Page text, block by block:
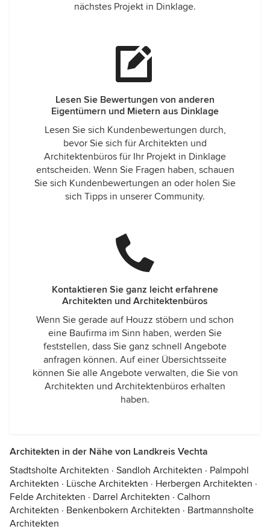
nächstes Projekt in Dinklage.
Lesen Sie Bewertungen von anderen
Eigentümern und Mietern aus Dinklage
Lesen Sie sich Kundenbewertungen durch,
bevor Sie sich für Architekten und
Architektenbüros für Ihr Projekt in Dinklage
entscheiden. Wenn Sie Fragen haben, schauen
Sie sich Kundenbewertungen an oder holen Sie
sich Tipps in unserer Community.
Kontaktieren Sie ganz leicht erfahrene
Architekten und Architektenbüros
Wenn Sie gerade auf Houzz stöbern und schon
eine Baufirma im Sinn haben, werden Sie
feststellen, dass Sie ganz schnell Angebote
anfragen können. Auf einer Übersichtsseite
können Sie alle Angebote verwalten, die Sie von
Architekten und Architektenbüros erhalten
haben.
Architekten in der Nähe von Landkreis Vechta
Stadtsholte Architekten · Sandloh Architekten · Palmpohl
Architekten · Lüsche Architekten · Herbergen Architekten ·
Felde Architekten · Darrel Architekten · Calhorn
Architekten · Benkenbokern Architekten · Bartmannsholte
Architekten